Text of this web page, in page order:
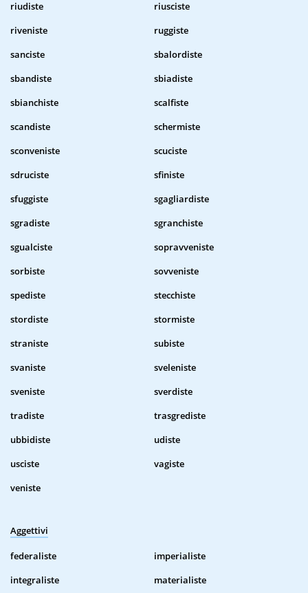
riudiste
riusciste
riveniste
ruggiste
sanciste
sbalordiste
sbandiste
sbiadiste
sbianchiste
scalfiste
scandiste
schermiste
sconveniste
scuciste
sdruciste
sfiniste
sfuggiste
sgagliardiste
sgradiste
sgranchiste
sgualciste
sopravveniste
sorbiste
sovveniste
spediste
stecchiste
stordiste
stormiste
straniste
subiste
svaniste
sveleniste
sveniste
sverdiste
tradiste
trasgrediste
ubbidiste
udiste
usciste
vagiste
veniste
Aggettivi
federaliste
imperialiste
integraliste
materialiste